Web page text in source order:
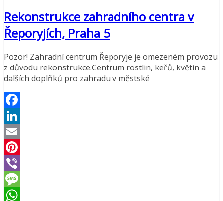
Rekonstrukce zahradního centra v
Řeporyjích, Praha 5
Pozor! Zahradní centrum Řeporyje je omezeném provozu
z důvodu rekonstrukce.Centrum rostlin, keřů, květin a
dalších doplňků pro zahradu v městské
Facebook
LinkedIn
Email
Pinterest
Viber
Message